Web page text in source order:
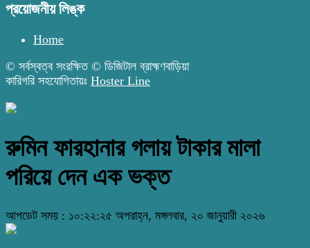
প্রয়োজনীয় লিঙ্ক
Home
© সর্বস্বত্ব সংরক্ষিত © ডিজিটাল ব্রাহ্মণবাড়িয়া
কারিগরি সহযোগিতায়ঃ Hoster Line
রুমিন ফারহানার গলায় টাকার মালা
পরিয়ে দেন এক ভক্ত
আপডেট সময় : ১০:২২:২৫ অপরাহ্ন, মঙ্গলবার, ২০ জানুয়ারী ২০২৬